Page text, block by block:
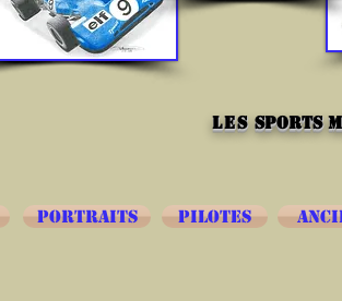
lessports
PILOTES
PORTRAITS